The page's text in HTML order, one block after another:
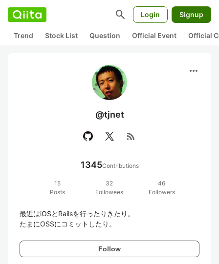
search Login Signup
Trend Stock List Question Official Event Official
more_horiz
@tjnet
rss_feed
1345Contributions
15
Posts
32
Followees
46
Followers
最近はiOSとRailsを行ったりきたり。
Follow